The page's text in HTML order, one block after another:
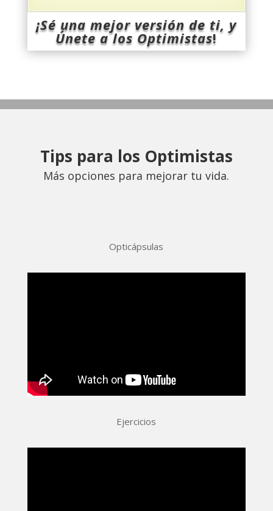
¡Sé una mejor versión de ti, y
Únete a los Optimistas!
Tips para los Optimistas
Más opciones para mejorar tu vida.
Opticápsulas
Ejercicios